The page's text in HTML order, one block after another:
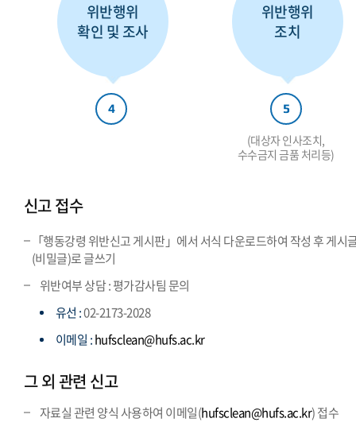
위반행위
확인 및 조사
4
위반행위
조치
5
(대상자 인사조치,
수수금지 금품 처리등)
신고 접수
「행동강령 위반신고 게시판」에서 서식 다운로드하여 작성 후 게시
(비밀글)로 글쓰기
위반여부 상담 : 평가감사팀 문의
유선 :02-2173-2028
이메일 :hufsclean@hufs.ac.kr
그 외 관련 신고
자료실 관련 양식 사용하여 이메일(hufsclean@hufs.ac.kr) 접수